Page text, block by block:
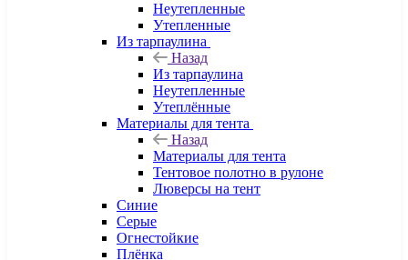
Неутепленные
Утепленные
Из тарпаулина
Назад
Из тарпаулина
Неутепленные
Утеплённые
Материалы для тента
Назад
Материалы для тента
Тентовое полотно в рулоне
Люверсы на тент
Синие
Серые
Огнестойкие
Плёнка